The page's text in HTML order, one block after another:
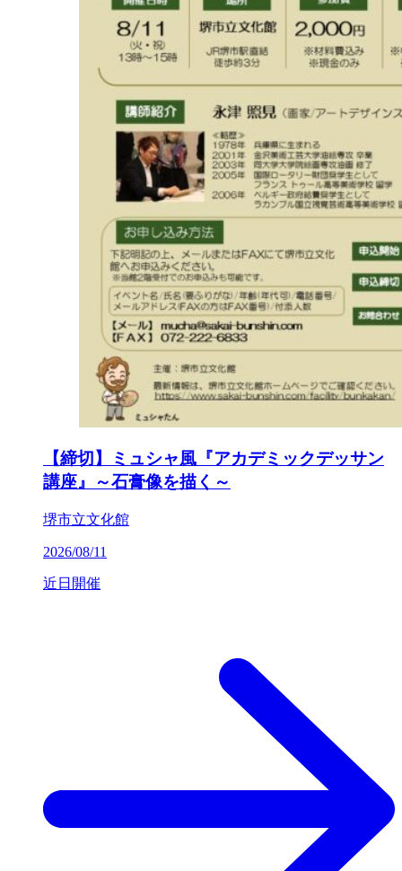
【締切】ミュシャ風『アカデミックデッサン
講座』～石膏像を描く～
堺市立文化館
2026/08/11
近日開催